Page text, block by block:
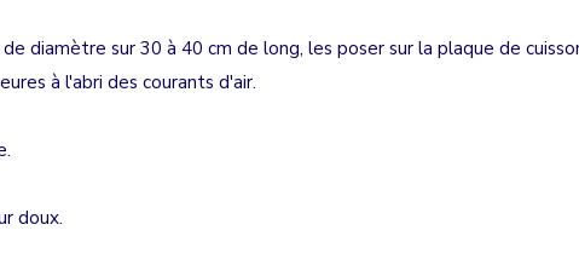
diamètre sur 30 à 40 cm de long, les poser sur la plaque de
à l'abri des courants d'air.
doux.